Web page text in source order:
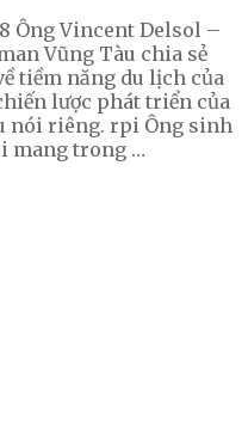
Ông Vincent Delsol –
Vũng Tàu chia sẻ
tiềm năng du lịch của
lược phát triển của
nói riêng. rpi Ông sinh
mang trong …